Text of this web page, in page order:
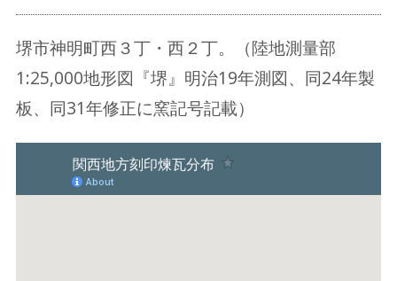
堺市神明町西３丁・西２丁。（陸地測量部
1:25,000地形図『堺』明治19年測図、同24年製
板、同31年修正に窯記号記載）